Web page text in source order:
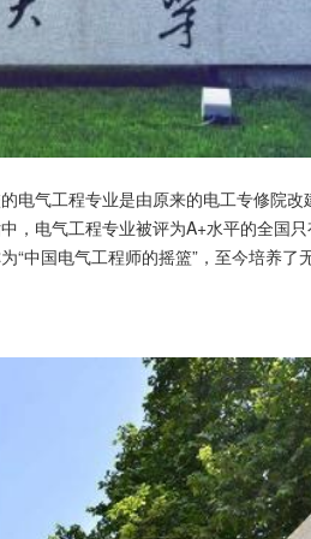
电气工程专业是由原来的电工专修院改
，电气工程专业被评为A+水平的全国
“中国电气工程师的摇篮”，至今培养了